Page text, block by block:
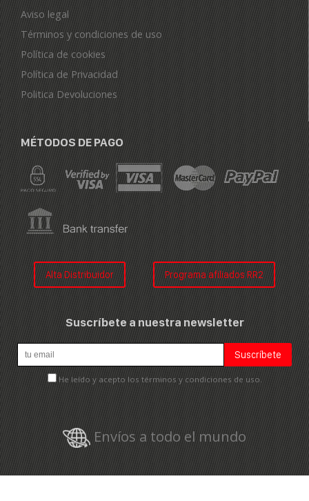
Aviso legal
Términos y condiciones de uso
Política de cookies
Política de Privacidad
Politica Devoluciones
MÉTODOS DE PAGO
Alta Distribuidor Programa afiliados RR2
Suscríbete a nuestra newsletter
He leído y acepto los términos y condiciones de uso.
Envíos a todo el mundo